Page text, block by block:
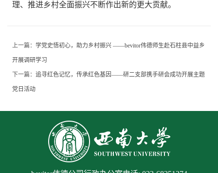
理、推进乡村全面振兴不断作出新的更大贡献。
上一篇： 学党史悟初心，助力乡村振兴 ——bevitor伟德师生赴石柱县中益乡
开展调研学习
下一篇： 追寻红色记忆，传承红色基因——研二支部携手研会成功开展主题
党日活动